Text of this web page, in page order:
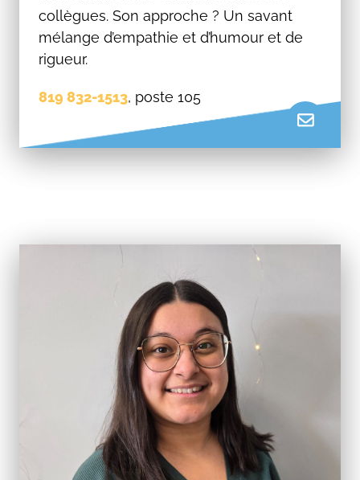
collègues. Son approche ? Un savant
mélange d’empathie et d’humour et de
rigueur.
819 832-1513, poste 105